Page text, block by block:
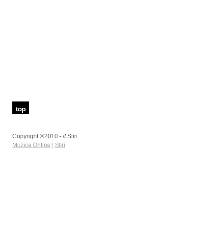
top
Copyright ®2010 - // Stiri
Muzica Online
Stiri